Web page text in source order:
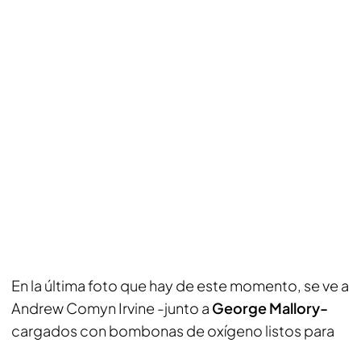
En la última foto que hay de este momento, se ve a
Andrew Comyn Irvine -junto a George Mallory-
cargados con bombonas de oxígeno listos para